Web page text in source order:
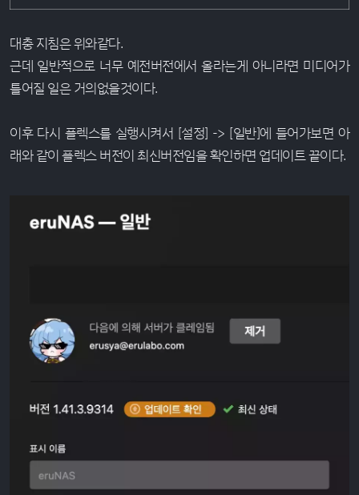
대충 지침은 위와같다.
근데 일반적으로 너무 예전버전에서 올라는게 아니라면 미디어가
틀어질 일은 거의없을것이다.
이후 다시 플렉스를 실행시켜서 [설정] -> [일반]에 들어가보면 아
래와 같이 플렉스 버전이 최신버전임을 확인하면 업데이트 끝이다.